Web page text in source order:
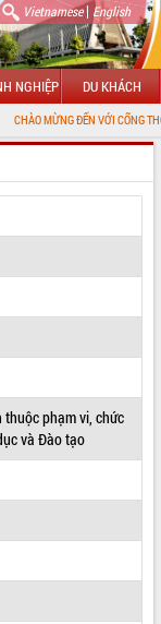
Vietnamese| English
NGHIỆP DU KHÁCH
ĐẾN VỚI CỔNG THÔNG TIN
phạm vi, chức
và Đào tạo